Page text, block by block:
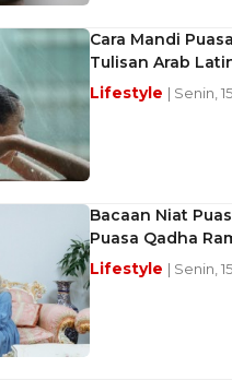
Cara Mandi
Tulisan Arab
Lifestyle | Senin,
Bacaan Niat
Puasa Qadha
Lifestyle | Senin,